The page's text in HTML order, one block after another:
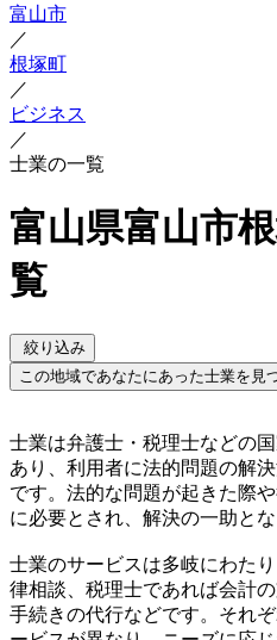
富山市
／
根塚町
／
ビジネス
／
士業の一覧
富山県富山市
覧
絞り込み
この地域であなたにあった士業を見
士業は弁護士・税理士などの
あり、利用者に法的問題の解
です。法的な問題が起きた際
に必要とされ、解決の一助とな
士業のサービスは多岐にわた
律相談、税理士であれば会計
手続きの代行などです。それ